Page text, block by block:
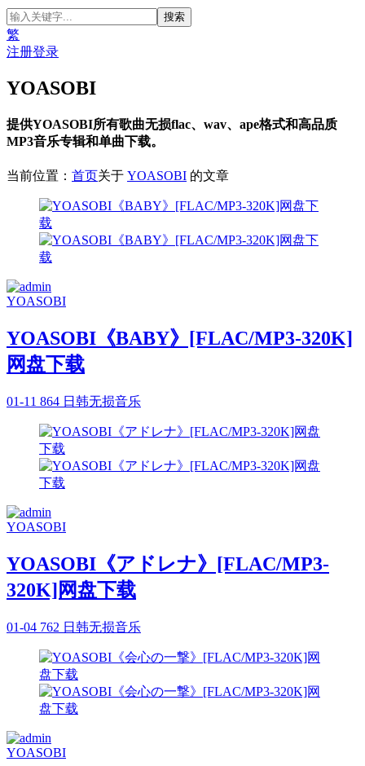
繁
注册登录
YOASOBI
提供YOASOBI所有歌曲无损flac、wav、ape格式和高品质
MP3音乐专辑和单曲下载。
当前位置： 首页关于 YOASOBI 的文章
YOASOBI
YOASOBI《BABY》[FLAC/MP3-320K]
网盘下载
01-11 864 日韩无损音乐
YOASOBI
YOASOBI《アドレナ》[FLAC/MP3-
320K]网盘下载
01-04 762 日韩无损音乐
YOASOBI